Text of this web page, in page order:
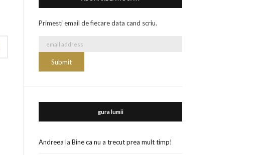
Primesti email de fiecare data cand scriu.
gura lumii
Andreea laBine ca nu a trecut prea mult timp!